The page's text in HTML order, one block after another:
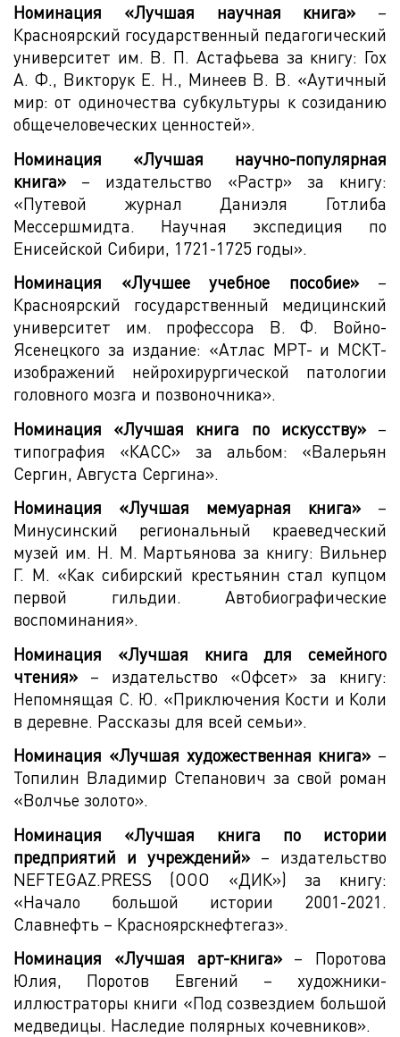
Номинация «Лучшая научная книга»–
Красноярский государственный педагогический
университет им. В. П. Астафьева за книгу: Гох
А. Ф., Викторук Е. Н., Минеев В. В. «Аутичный
мир: от одиночества субкультуры к созиданию
общечеловеческих ценностей».
Номинация «Лучшая научно-популярная
книга»– издательство «Растр» за книгу:
«Путевой журнал Даниэля Готлиба
Мессершмидта. Научная экспедиция по
Енисейской Сибири, 1721-1725 годы».
Номинация «Лучшее учебное пособие»–
Красноярский государственный медицинский
университет им. профессора В. Ф. Войно-
Ясенецкого за издание: «Атлас МРТ- и МСКТ-
изображений нейрохирургической патологии
головного мозга и позвоночника».
Номинация «Лучшая книга по искусству»–
типография «КАСС» за альбом: «Валерьян
Сергин, Августа Сергина».
Номинация «Лучшая мемуарная книга»–
Минусинский региональный краеведческий
музей им. Н. М. Мартьянова за книгу: Вильнер
Г. М. «Как сибирский крестьянин стал купцом
первой гильдии. Автобиографические
воспоминания».
Номинация «Лучшая книга для семейного
чтения»– издательство «Офсет» за книгу:
Непомнящая С. Ю. «Приключения Кости и Коли
в деревне. Рассказы для всей семьи».
Номинация «Лучшая художественная книга»–
Топилин Владимир Степанович за свой роман
«Волчье золото».
Номинация «Лучшая книга по истории
предприятий и учреждений»– издательство
NEFTEGAZ.PRESS (ООО «ДИК») за книгу:
«Начало большой истории 2001-2021.
Славнефть – Красноярскнефтегаз».
Номинация «Лучшая арт-книга»– Поротова
Юлия, Поротов Евгений – художники-
иллюстраторы книги «Под созвездием большой
медведицы. Наследие полярных кочевников».